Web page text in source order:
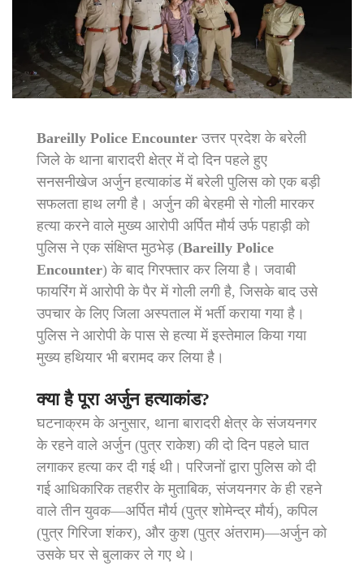
Bareilly Police Encounterउत्तर प्रदेश के बरेली
जिले के थाना बारादरी क्षेत्र में दो दिन पहले हुए
सनसनीखेज अर्जुन हत्याकांड में बरेली पुलिस को एक बड़ी
सफलता हाथ लगी है। अर्जुन की बेरहमी से गोली मारकर
हत्या करने वाले मुख्य आरोपी अर्पित मौर्य उर्फ पहाड़ी को
पुलिस ने एक संक्षिप्त मुठभेड़ (Bareilly Police
Encounter) के बाद गिरफ्तार कर लिया है। जवाबी
फायरिंग में आरोपी के पैर में गोली लगी है, जिसके बाद उसे
उपचार के लिए जिला अस्पताल में भर्ती कराया गया है।
पुलिस ने आरोपी के पास से हत्या में इस्तेमाल किया गया
मुख्य हथियार भी बरामद कर लिया है।
क्या है पूरा अर्जुन हत्याकांड?
घटनाक्रम के अनुसार, थाना बारादरी क्षेत्र के संजयनगर
के रहने वाले अर्जुन (पुत्र राकेश) की दो दिन पहले घात
लगाकर हत्या कर दी गई थी। परिजनों द्वारा पुलिस को दी
गई आधिकारिक तहरीर के मुताबिक, संजयनगर के ही रहने
वाले तीन युवक—अर्पित मौर्य (पुत्र शोमेन्द्र मौर्य), कपिल
(पुत्र गिरिजा शंकर), और कुश (पुत्र अंतराम)—अर्जुन को
उसके घर से बुलाकर ले गए थे।